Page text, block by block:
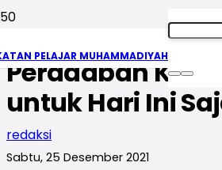
PELAJAR MUHAMMADIYAH
Berbicara
Peradaban Kita
untuk Hari Ini
redaksi
Sabtu, 25 Desember 2021